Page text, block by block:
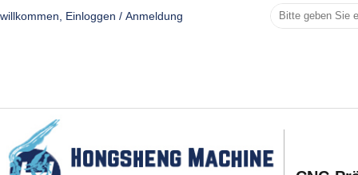
willkommen, Einloggen / Anmeldung